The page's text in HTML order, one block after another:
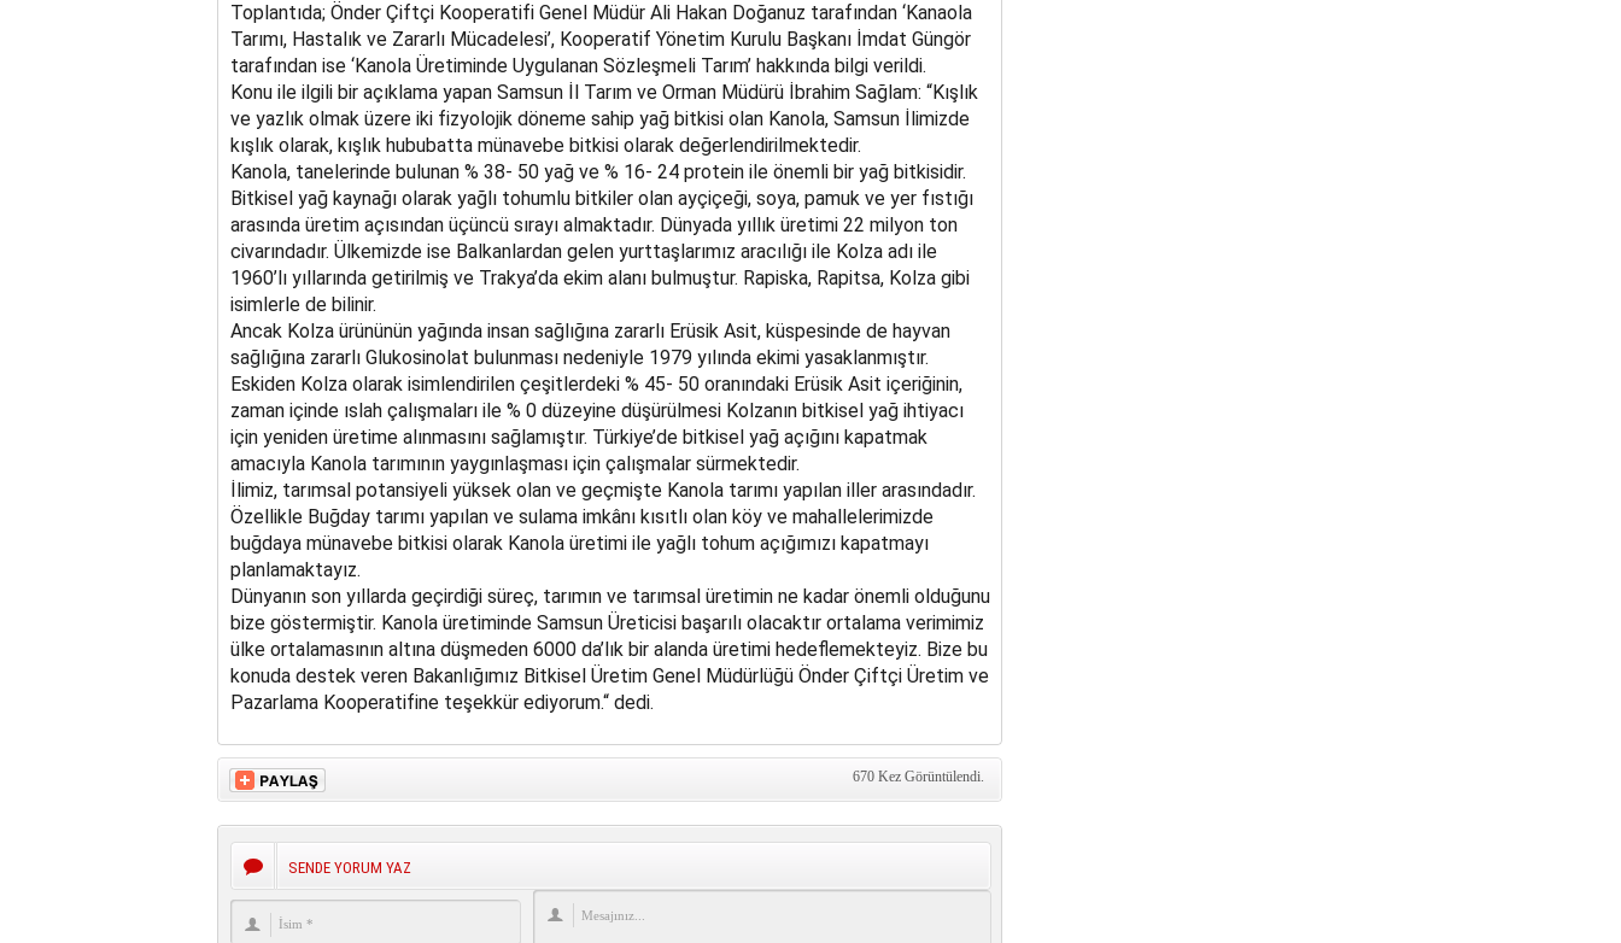
Toplantıda; Önder Çiftçi Kooperatifi Genel Müdür Ali Hakan Doğanuz tarafından ‘Kanaola
Tarımı, Hastalık ve Zararlı Mücadelesi’, Kooperatif Yönetim Kurulu Başkanı İmdat Güngör
tarafından ise ‘Kanola Üretiminde Uygulanan Sözleşmeli Tarım’ hakkında bilgi verildi.
Konu ile ilgili bir açıklama yapan Samsun İl Tarım ve Orman Müdürü İbrahim Sağlam: “Kışlık
ve yazlık olmak üzere iki fizyolojik döneme sahip yağ bitkisi olan Kanola, Samsun İlimizde
kışlık olarak, kışlık hububatta münavebe bitkisi olarak değerlendirilmektedir.
Kanola, tanelerinde bulunan % 38- 50 yağ ve % 16- 24 protein ile önemli bir yağ bitkisidir.
Bitkisel yağ kaynağı olarak yağlı tohumlu bitkiler olan ayçiçeği, soya, pamuk ve yer fıstığı
arasında üretim açısından üçüncü sırayı almaktadır. Dünyada yıllık üretimi 22 milyon ton
civarındadır. Ülkemizde ise Balkanlardan gelen yurttaşlarımız aracılığı ile Kolza adı ile
1960’lı yıllarında getirilmiş ve Trakya’da ekim alanı bulmuştur. Rapiska, Rapitsa, Kolza gibi
isimlerle de bilinir.
Ancak Kolza ürününün yağında insan sağlığına zararlı Erüsik Asit, küspesinde de hayvan
sağlığına zararlı Glukosinolat bulunması nedeniyle 1979 yılında ekimi yasaklanmıştır.
Eskiden Kolza olarak isimlendirilen çeşitlerdeki % 45- 50 oranındaki Erüsik Asit içeriğinin,
zaman içinde ıslah çalışmaları ile % 0 düzeyine düşürülmesi Kolzanın bitkisel yağ ihtiyacı
için yeniden üretime alınmasını sağlamıştır. Türkiye’de bitkisel yağ açığını kapatmak
amacıyla Kanola tarımının yaygınlaşması için çalışmalar sürmektedir.
İlimiz, tarımsal potansiyeli yüksek olan ve geçmişte Kanola tarımı yapılan iller arasındadır.
Özellikle Buğday tarımı yapılan ve sulama imkânı kısıtlı olan köy ve mahallelerimizde
buğdaya münavebe bitkisi olarak Kanola üretimi ile yağlı tohum açığımızı kapatmayı
planlamaktayız.
Dünyanın son yıllarda geçirdiği süreç, tarımın ve tarımsal üretimin ne kadar önemli olduğunu
bize göstermiştir. Kanola üretiminde Samsun Üreticisi başarılı olacaktır ortalama verimimiz
ülke ortalamasının altına düşmeden 6000 da’lık bir alanda üretimi hedeflemekteyiz. Bize bu
konuda destek veren Bakanlığımız Bitkisel Üretim Genel Müdürlüğü Önder Çiftçi Üretim ve
Pazarlama Kooperatifine teşekkür ediyorum.“ dedi.
670 Kez Görüntülendi.
SENDE YORUM YAZ